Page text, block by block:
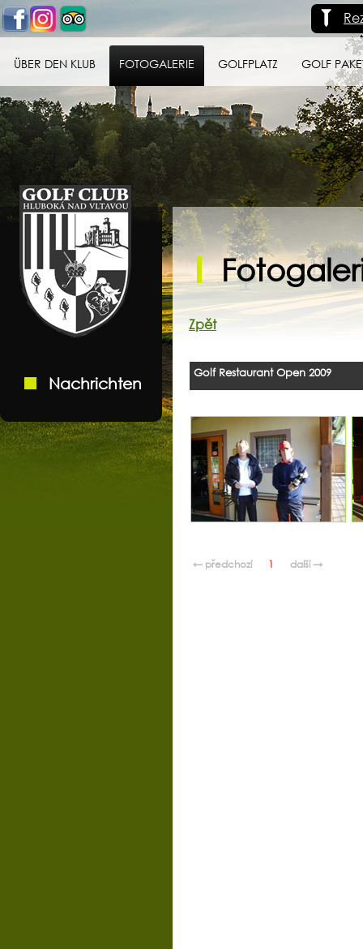
ÜBER DEN KLUB FOTOGALERIE GOLFPLATZ GOLF
Golf klub Hluboká
nad Vltavou
Nachrichten
Zpět
Golf Restaurant Open 2009
← předchozí 1 další →